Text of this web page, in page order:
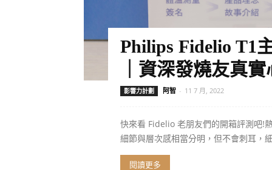
Philips Fidelio T1
｜資深發燒友真
影響力計劃 阿智 - 11 7 月, 2022
快來看 Fidelio 老朋友們的開箱評測吧!
細節與層次感相當分明，但不會刺耳，
閱讀更多